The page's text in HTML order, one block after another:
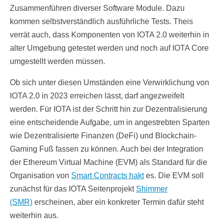
Zusammenführen diverser Software Module. Dazu
kommen selbstverständlich ausführliche Tests. Theis
verrät auch, dass Komponenten von IOTA 2.0 weiterhin in
alter Umgebung getestet werden und noch auf IOTA Core
umgestellt werden müssen.
Ob sich unter diesen Umständen eine Verwirklichung von
IOTA 2.0 in 2023 erreichen lässt, darf angezweifelt
werden. Für IOTA ist der Schritt hin zur Dezentralisierung
eine entscheidende Aufgabe, um in angestrebten Sparten
wie Dezentralisierte Finanzen (DeFi) und Blockchain-
Gaming Fuß fassen zu können. Auch bei der Integration
der Ethereum Virtual Machine (EVM) als Standard für die
Organisation von Smart Contracts haktes. Die EVM soll
zunächst für das IOTA Seitenprojekt Shimmer
(SMR) erscheinen, aber ein konkreter Termin dafür steht
weiterhin aus.